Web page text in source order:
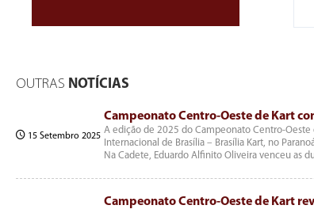
OUTRAS NOTÍCIAS
15 Setembro 2025
Campeonato Centro-Oeste de Kart
A edição de 2025 do Campeonato Centro-
Internacional de Brasília – Brasília Kart, no
Na Cadete, Eduardo Alfinito Oliveira venceu as
Campeonato Centro-Oeste de Kart